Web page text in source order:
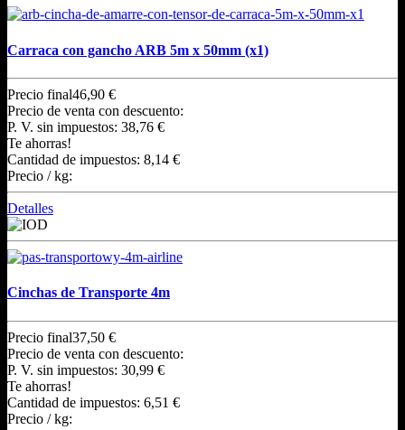
Carraca con gancho ARB 5m x 50mm (x1)
Precio final46,90 €
Precio de venta con descuento:
P. V. sin impuestos: 38,76 €
Te ahorras!
Cantidad de impuestos: 8,14 €
Precio / kg:
Detalles
Cinchas de Transporte 4m
Precio final37,50 €
Precio de venta con descuento:
P. V. sin impuestos: 30,99 €
Te ahorras!
Cantidad de impuestos: 6,51 €
Precio / kg: